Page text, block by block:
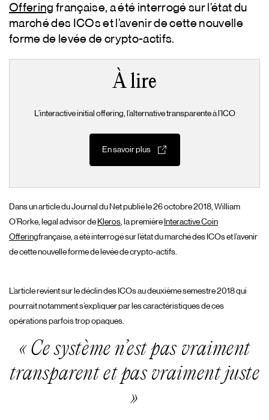
Offering française, a été interrogé sur l’état du
marché des ICOs et l’avenir de cette nouvelle
forme de levée de crypto-actifs.
À lire
L’interactive initial offering, l’alternative transparente à l’ICO
En savoir plus
Dans un article du Journal du Net publié le 26 octobre 2018, William
O’Rorke, legal advisor de Kleros, la première Interactive Coin
Offeringfrançaise, a été interrogé sur l’état du marché des ICOs et l’avenir
de cette nouvelle forme de levée de crypto-actifs.
L’article revient sur le déclin des ICOs au deuxième semestre 2018 qui
pourrait notamment s’expliquer par les caractéristiques de ces
opérations parfois trop opaques.
« Ce système n’est pas vraiment
transparent et pas vraiment juste
»